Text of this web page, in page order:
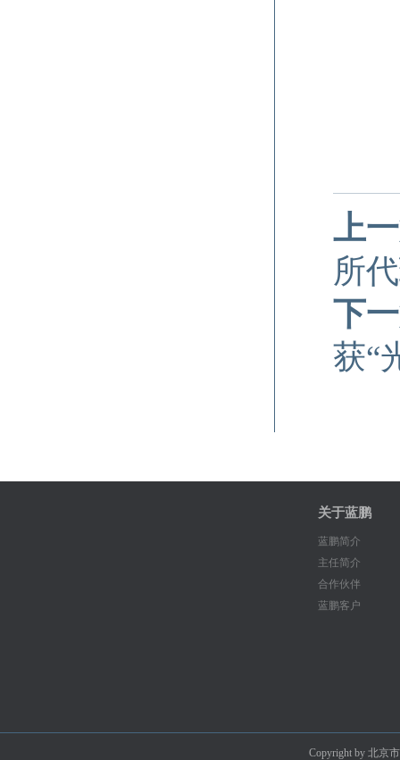
上
所
下
获“
关于蓝鹏
蓝鹏简介
主任简介
合作伙伴
蓝鹏客户
Copyright by 北京